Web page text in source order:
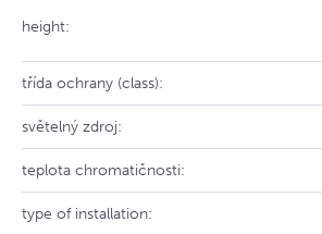
height:
třída ochrany (class):
světelný zdroj:
teplota chromatičnosti:
type of installation: